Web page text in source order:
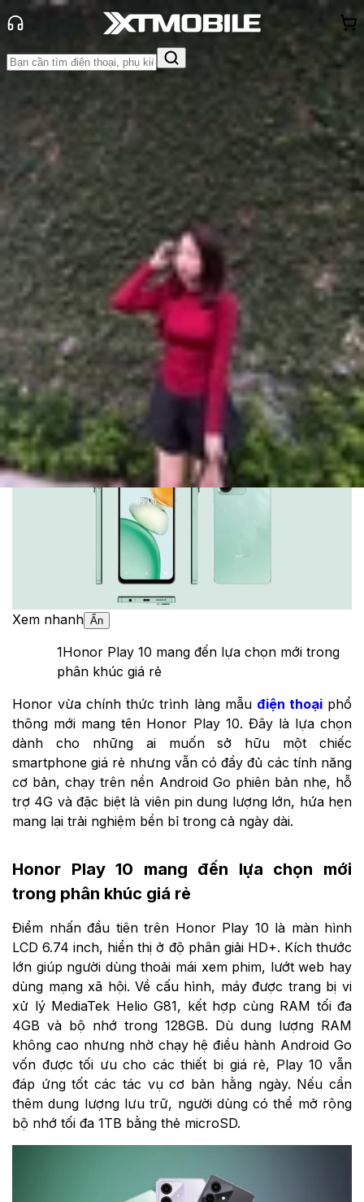
Tin tức
Tin Mới
Tin Mới
Đánh Giá - Trên Tay So Sánh Tư vấn
Khuyến
mãiThủ thuật Hỏi đáp App - Game Thông báo
Khách
hàng - Sự kiện
Honor Play 10 ra mắt: Smartphone
giá rẻ chạy Android Go với pin
5000mAh
Anh Thư
Ngày đăng: 09/09/2025
Cập nhật:
09/09/2025
Theo dõi XTMobile trên
Xem nhanh Ẩn
1Honor Play 10 mang đến lựa chọn mới trong
phân khúc giá rẻ
Honor vừa chính thức trình làng mẫu điện thoạiphổ
thông mới mang tên Honor Play 10. Đây là lựa chọn
dành cho những ai muốn sở hữu một chiếc
smartphone giá rẻ nhưng vẫn có đầy đủ các tính năng
cơ bản, chạy trên nền Android Go phiên bản nhẹ, hỗ
trợ 4G và đặc biệt là viên pin dung lượng lớn, hứa hẹn
mang lại trải nghiệm bền bỉ trong cả ngày dài.
Honor Play 10 mang đến lựa chọn mới
trong phân khúc giá rẻ
Điểm nhấn đầu tiên trên Honor Play 10 là màn hình
LCD 6.74 inch, hiển thị ở độ phân giải HD+. Kích thước
lớn giúp người dùng thoải mái xem phim, lướt web hay
dùng mạng xã hội. Về cấu hình, máy được trang bị vi
xử lý MediaTek Helio G81, kết hợp cùng RAM tối đa
4GB và bộ nhớ trong 128GB. Dù dung lượng RAM
không cao nhưng nhờ chạy hệ điều hành Android Go
vốn được tối ưu cho các thiết bị giá rẻ, Play 10 vẫn
đáp ứng tốt các tác vụ cơ bản hằng ngày. Nếu cần
thêm dung lượng lưu trữ, người dùng có thể mở rộng
bộ nhớ tối đa 1TB bằng thẻ microSD.